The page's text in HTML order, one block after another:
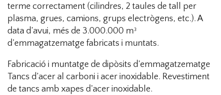
terme correctament (cilindres, 2 taules de tall per
plasma, grues, camions, grups electrògens, etc.). A
data d’avui, més de 3.000.000 m³
d’emmagatzematge fabricats i muntats.
Fabricació i muntatge de dipòsits d’emmagatzematge
Tancs d’acer al carboni i acer inoxidable. Revestiment
de tancs amb xapes d’acer inoxidable.